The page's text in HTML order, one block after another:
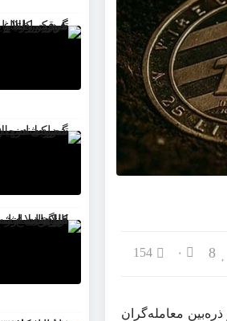
8 ۰ 154
در هفته چهارم اکتبر ۲۰۲۵ بیش از بقیه زیر ذره‌بین معامله‌گران